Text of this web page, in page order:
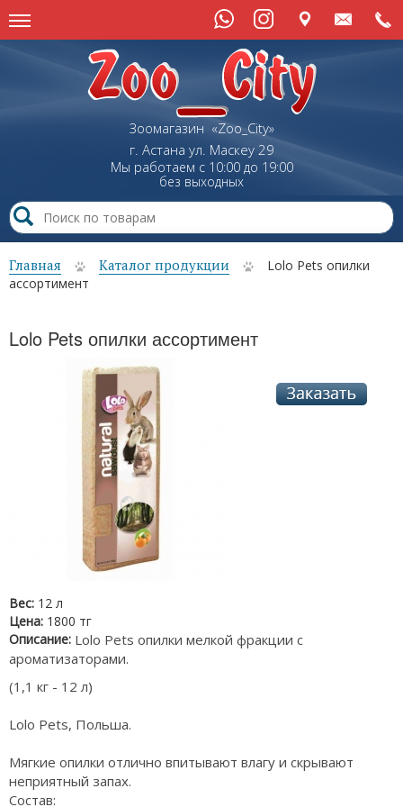
Зоомагазин «Zoo_City»
г. Астана ул. Маскеу29
Мы работаем с 10:00 до 19:00
без выходных
Главная Каталог продукции
Lolo Pets опилки
ассортимент
Lolo Pets опилки ассортимент
Вес: 12 л
Цена: 1800 тг
Описание: Lolo Pets опилки мелкой фракции с
ароматизаторами.
(1,1 кг - 12 л)
Lolo Pets, Польша.
Мягкие опилки отлично впитывают влагу и скрывают
неприятный запах.
Состав: